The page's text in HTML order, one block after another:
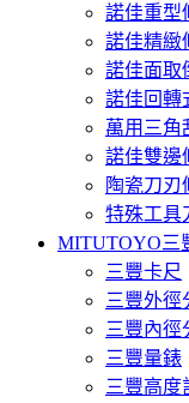
諾佳重型
諾佳精緻
諾佳面取
諾佳回轉
萬用三角
諾佳雙邊
陶瓷刀刃
特殊工具
MITUTOYO三
三豐卡尺
三豐外徑
三豐內徑
三豐量錶
三豐高度